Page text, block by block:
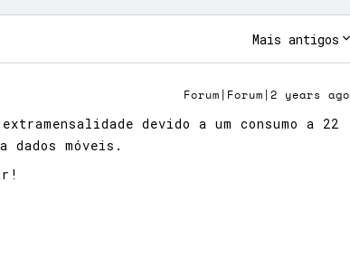
Mais antigos
Forum|Forum|2 years ago
devido a um consumo a 22
dados móveis.